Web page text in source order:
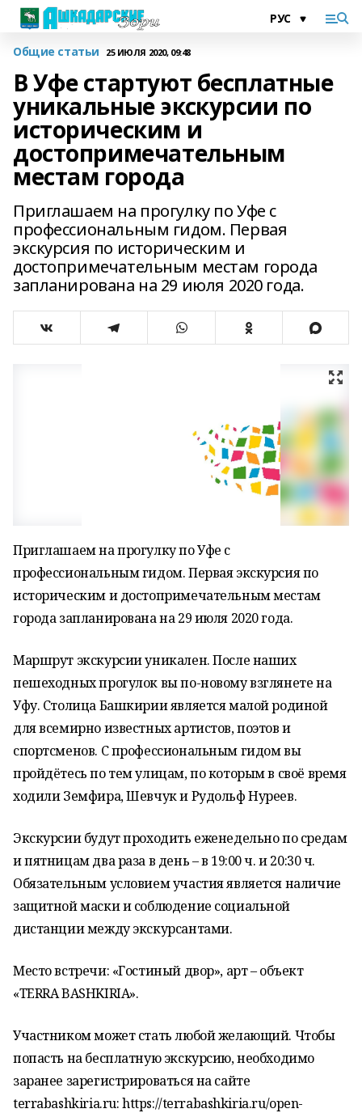
Общие статьи 25 ИЮЛЯ 2020, 09:48
В Уфе стартуют бесплатные
уникальные экскурсии по
историческим и
достопримечательным
местам города
Приглашаем на прогулку по Уфе с
профессиональным гидом. Первая
экскурсия по историческим и
достопримечательным местам города
запланирована на 29 июля 2020 года.
Приглашаем на прогулку по Уфе с
профессиональным гидом. Первая экскурсия по
историческим и достопримечательным местам
города запланирована на 29 июля 2020 года.
Маршрут экскурсии уникален. После наших
пешеходных прогулок вы по-новому взглянете на
Уфу. Столица Башкирии является малой родиной
для всемирно известных артистов, поэтов и
спортсменов. С профессиональным гидом вы
пройдётесь по тем улицам, по которым в своё время
ходили Земфира, Шевчук и Рудольф Нуреев.
Экскурсии будут проходить еженедельно по средам
и пятницам два раза в день – в 19:00 ч. и 20:30 ч.
Обязательным условием участия является наличие
защитной маски и соблюдение социальной
дистанции между экскурсантами.
Место встречи: «Гостиный двор», арт – объект
«TERRA BASHKIRIA».
Участником может стать любой желающий. Чтобы
попасть на бесплатную экскурсию, необходимо
заранее зарегистрироваться на сайте
terrabashkiria.ru: https://terrabashkiria.ru/open-